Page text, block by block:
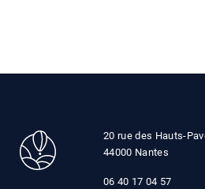
20 rue des Hauts-
44000 Nantes
06 40 17 04 57